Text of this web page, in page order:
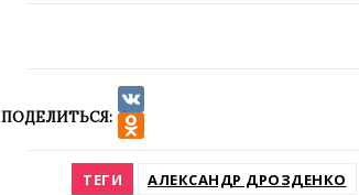
ПОДЕЛИТЬСЯ:
VK
ТЕГИ АЛЕКСАНДР ДРОЗДЕНКО